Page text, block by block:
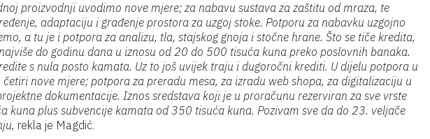
proizvodnji uvodimo nove mjere; za nabavu sustava za zaštitu od mraza, te
adaptaciju i građenje prostora za uzgoj stoke. Potporu za nabavku uzgojno
a tu je i potpora za analizu, tla, stajskog gnoja i stočne hrane. Što se tiče kredita,
do godinu dana u iznosu od 20 do 500 tisuća kuna preko poslovnih banaka.
s nula posto kamata. Uz to još uvijek traju i dugoročni krediti. U dijelu potpora u
nove mjere; potpora za preradu mesa, za izradu web shopa, za digitalizaciju u
dokumentacije. Iznos sredstava koji je u proračunu rezerviran za sve vrste
kuna plus subvencije kamata od 350 tisuća kuna. Pozivam sve da do 23. veljače
rekla je Magdić.